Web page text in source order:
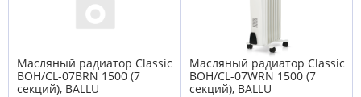
Масляный радиатор Classic
BOH/CL-07BRN 1500 (7
секций), BALLU
Масляный радиатор Classic
BOH/CL-07WRN 1500 (7
секций), BALLU